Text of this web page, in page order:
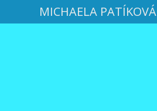
MICHAELA PATÍKOVÁ